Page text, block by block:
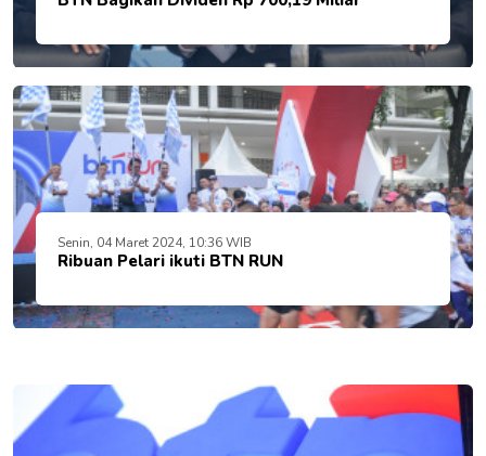
Senin, 04 Maret 2024, 10:36 WIB
Ribuan Pelari ikuti BTN RUN